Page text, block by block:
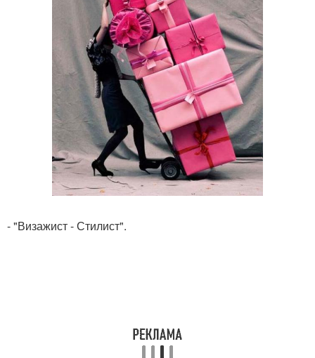
- "Визажист - Стилист".